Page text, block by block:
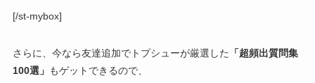
[/st-mybox]
さらに、今なら友達追加でトプシューが厳選した
「超頻出質問集
100選」 もゲットできるので、